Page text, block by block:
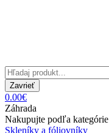
Zavrieť
0.00€
Záhrada
Nakupujte podľa kategórie
Skleníky a fóliovníky